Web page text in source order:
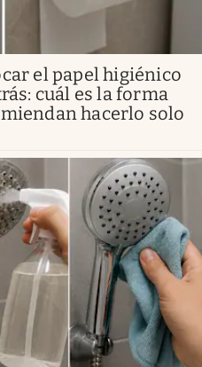
el papel higiénico
cuál es la forma
hacerlo solo